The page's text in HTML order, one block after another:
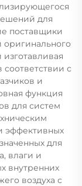
для
поставщики
оригинального
с
и
функция
для систем
эффективных
для
влаги и
внутренних
воздуха с